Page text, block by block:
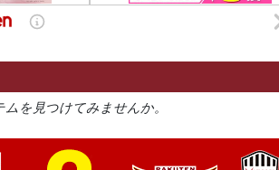
を見つけてみませんか。